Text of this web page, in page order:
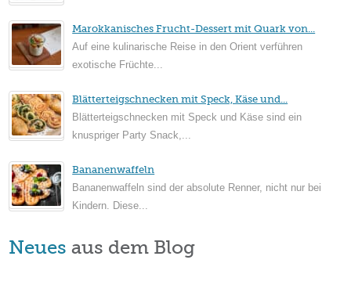
Marokkanisches Frucht-Dessert mit Quark von...
Auf eine kulinarische Reise in den Orient verführen
exotische Früchte...
Blätterteigschnecken mit Speck, Käse und...
Blätterteigschnecken mit Speck und Käse sind ein
knuspriger Party Snack,...
Bananenwaffeln
Bananenwaffeln sind der absolute Renner, nicht nur bei
Kindern. Diese...
Neues aus dem Blog